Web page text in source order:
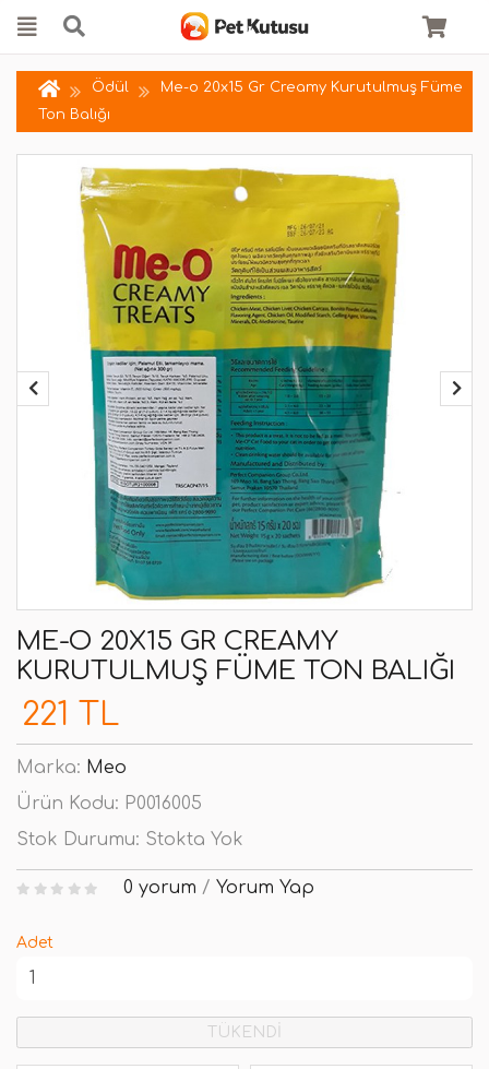
Ödül
Me-o 20x15 Gr Creamy Kurutulmuş Füme
Ton Balığı
ME-O 20X15 GR CREAMY
KURUTULMUŞ FÜME TON BALIĞI
221 TL
Marka: Meo
Ürün Kodu: P0016005
Stok Durumu: Stokta Yok
0 yorum / Yorum Yap
Adet
TÜKENDİ